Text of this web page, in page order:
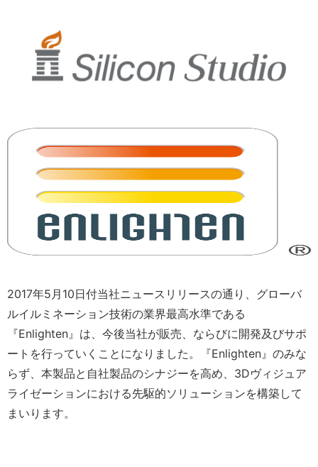
2017年5月10日付当社ニュースリリースの通り、グローバ
ルイルミネーション技術の業界最高水準である
『Enlighten』は、今後当社が販売、ならびに開発及びサポ
ートを行っていくことになりました。『Enlighten』のみな
らず、本製品と自社製品のシナジーを高め、3Dヴィジュア
ライゼーションにおける先駆的ソリューションを構築して
まいります。